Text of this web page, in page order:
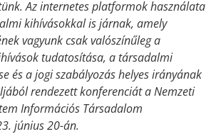
Az internetes platformok használata
kihívásokkal is járnak, amely
vagyunk csak valószínűleg a
tudatosítása, a társadalmi
és a jogi szabályozás helyes irányának
rendezett konferenciát a Nemzeti
Információs Társadalom
június 20-án.